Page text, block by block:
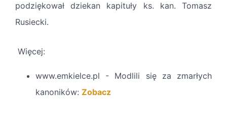
podziękował dziekan kapituły ks. kan. Tomasz
Rusiecki.
Więcej:
www.emkielce.pl - Modlili się za zmarłych
kanoników: Zobacz